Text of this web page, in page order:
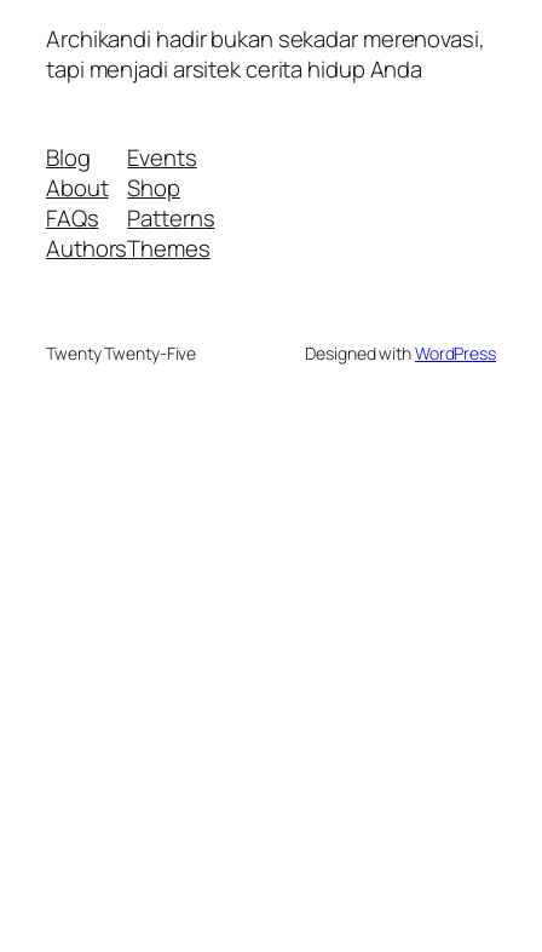
Archikandi hadir bukan sekadar merenovasi,
tapi menjadi arsitek cerita hidup Anda
Blog
About
FAQs
Authors
Events
Shop
Patterns
Themes
Twenty Twenty-Five Designed withWordPress